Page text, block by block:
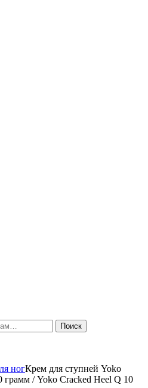
Поиск
ногКрем для ступней Yoko
/ Yoko Cracked Heel Q 10